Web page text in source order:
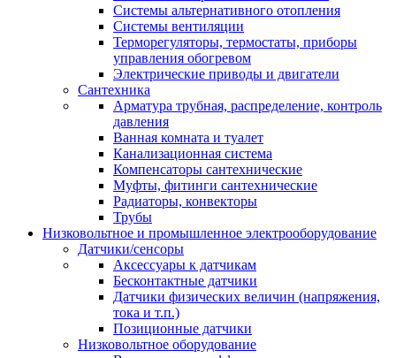
Системы альтернативного отопления
Системы вентиляции
Терморегуляторы, термостаты, приборы
управления обогревом
Электрические приводы и двигатели
Сантехника
Арматура трубная, распределение, контроль
давления
Ванная комната и туалет
Канализационная система
Компенсаторы сантехнические
Муфты, фитинги сантехнические
Радиаторы, конвекторы
Трубы
Низковольтное и промышленное электрооборудование
Датчики/сенсоры
Аксессуары к датчикам
Бесконтактные датчики
Датчики физических величин (напряжения,
тока и т.п.)
Позиционные датчики
Низковольтное оборудование